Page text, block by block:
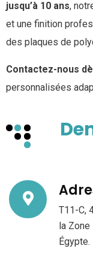
jusqu’à 10 ans,
et une finition
des plaques de
Contactez-nous
personnalisées
T11-C,
la
Égypte.